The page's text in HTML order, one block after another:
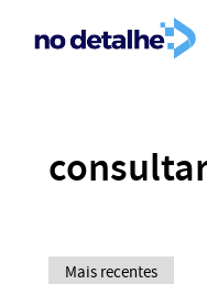
Mais recentes